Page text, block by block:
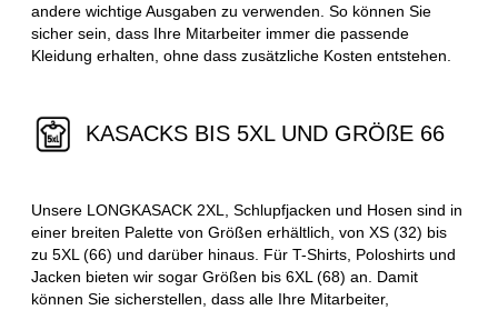
andere wichtige Ausgaben zu verwenden. So können Sie
sicher sein, dass Ihre Mitarbeiter immer die passende
Kleidung erhalten, ohne dass zusätzliche Kosten entstehen.
KASACKS BIS 5XL UND GRÖßE 66
Unsere LONGKASACK 2XL, Schlupfjacken und Hosen sind in
einer breiten Palette von Größen erhältlich, von XS (32) bis
zu 5XL (66) und darüber hinaus. Für T-Shirts, Poloshirts und
Jacken bieten wir sogar Größen bis 6XL (68) an. Damit
können Sie sicherstellen, dass alle Ihre Mitarbeiter,